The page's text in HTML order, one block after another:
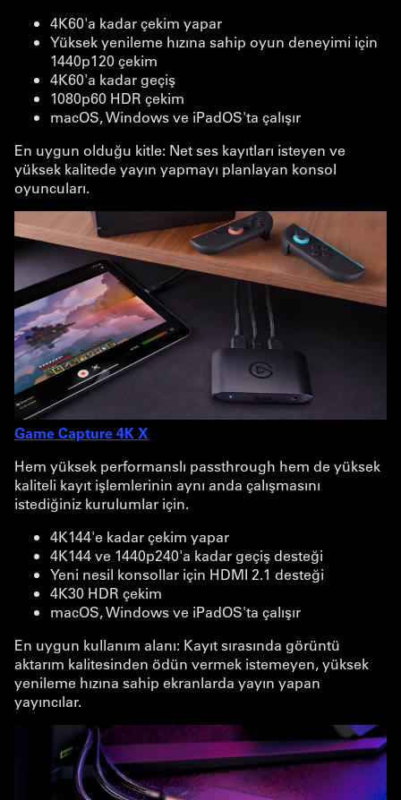
4K60'a kadar çekim yapar
Yüksek yenileme hızına sahip oyun deneyimi için
1440p120 çekim
4K60'a kadar geçiş
1080p60 HDR çekim
macOS, Windows ve iPadOS'ta çalışır
En uygun olduğu kitle: Net ses kayıtları isteyen ve
yüksek kalitede yayın yapmayı planlayan konsol
oyuncuları.
Game Capture 4K X
Hem yüksek performanslı passthrough hem de yüksek
kaliteli kayıt işlemlerinin aynı anda çalışmasını
istediğiniz kurulumlar için.
4K144'e kadar çekim yapar
4K144 ve 1440p240'a kadar geçiş desteği
Yeni nesil konsollar için HDMI 2.1 desteği
4K30 HDR çekim
macOS, Windows ve iPadOS'ta çalışır
En uygun kullanım alanı: Kayıt sırasında görüntü
aktarım kalitesinden ödün vermek istemeyen, yüksek
yenileme hızına sahip ekranlarda yayın yapan
yayıncılar.